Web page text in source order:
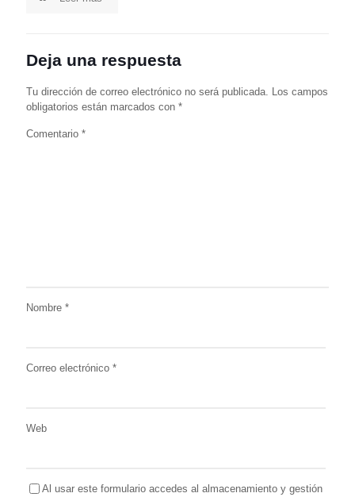
Deja una respuesta
Tu dirección de correo electrónico no será publicada. Los campos
obligatorios están marcados con *
Comentario *
Nombre *
Correo electrónico *
Web
Al usar este formulario accedes al almacenamiento y gestión